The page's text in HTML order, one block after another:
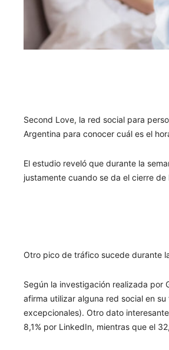
Second Love, la red social para
Argentina para conocer cuál es el
El estudio reveló que durante la
justamente cuando se da el cierre de
Otro pico de tráfico sucede durante
Según la investigación realizada por
afirma utilizar alguna red social en
excepcionales). Otro dato
8,1% por LinkedIn, mientras que el